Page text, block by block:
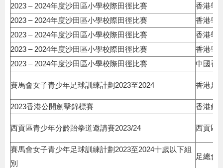
2023 – 2024年度沙田區小學校際田徑比賽
香港學
2023 – 2024年度沙田區小學校際田徑比賽
香港學
2023 – 2024年度沙田區小學校際田徑比賽
香港學
2023 – 2024年度沙田區小學校際田徑比賽
香港學
2023 – 2024年度沙田區小學校際田徑比賽
中國香
賽馬會女子青少年足球訓練計劃2023至2024 香港足
2023香港公開劍擊錦標賽 香港劍
西貢區青少年分齡跆拳道邀請賽2023/24 西貢區
賽馬會女子青少年足球訓練計劃2023至2024十歲以下組
別
足總會/